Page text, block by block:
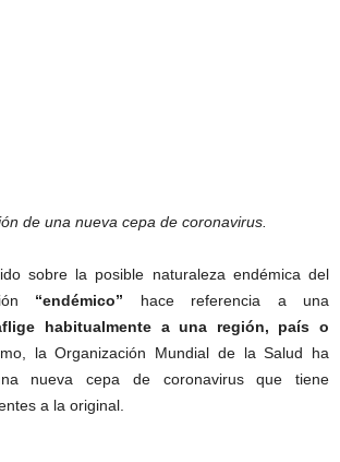
de una nueva cepa de coronavirus.
sobre la posible naturaleza endémica del
“endémico” hace referencia a una
habitualmente a una región, país o
la Organización Mundial de la Salud ha
nueva cepa de coronavirus que tiene
a la original.